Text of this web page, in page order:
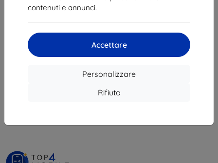
contenuti e annunci.
Accettare
Personalizzare
Rifiuto